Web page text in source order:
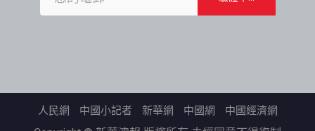
人民網 中國小記者 新華網 中國網 中國經濟網